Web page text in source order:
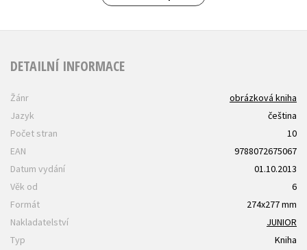
DETAILNÍ INFORMACE
Žánr
obrázková kniha
Jazyk
čeština
Počet stran
10
EAN
9788072675067
Datum vydání
01.10.2013
Věk od
6
Formát
274x277 mm
Nakladatelství
JUNIOR
Typ
Kniha